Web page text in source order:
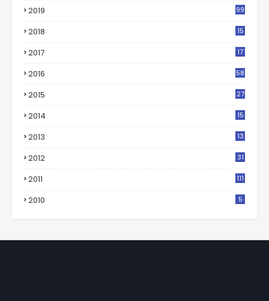
2019 99
2018
15
2017
17
2016 58
2015 27
2014 15
2013 13
2012 31
2011 111
2010 5